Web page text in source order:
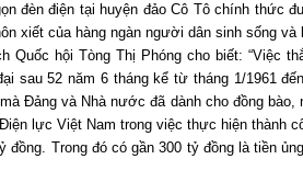
đèn điện tại huyện đảo Cô Tô chính thức
xiết của hàng ngàn người dân sinh sống và
Quốc hội Tòng Thị Phóng cho biết: “Việc
sau 52 năm 6 tháng kể từ tháng 1/1961
Đảng và Nhà nước đã dành cho đồng
lực Việt Nam trong việc thực hiện thành
Trong đó có gần 300 tỷ đồng là tiền